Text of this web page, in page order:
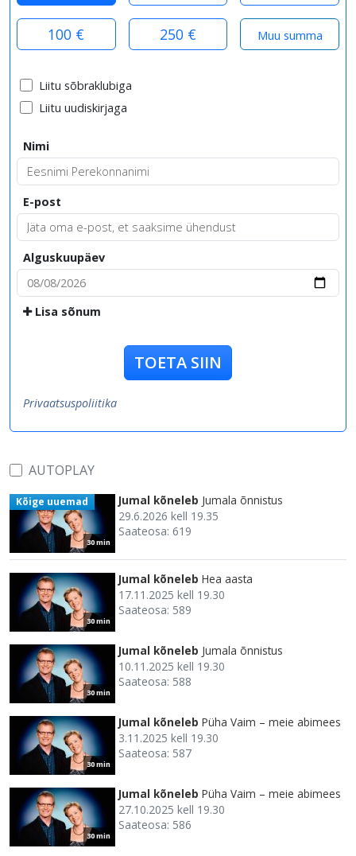
100 € 250 €
Liitu sõbraklubiga
Liitu uudiskirjaga
Nimi
E-post
Alguskuupäev
Lisa sõnum
TOETA SIIN
Privaatsuspoliitika
AUTOPLAY
30 min
Kõige uuemad Jumal kõneleb Jumala õnnistus
29.6.2026 kell 19.35
Saateosa: 619
30 min
Jumal kõneleb Hea aasta
17.11.2025 kell 19.30
Saateosa: 589
30 min
Jumal kõneleb Jumala õnnistus
10.11.2025 kell 19.30
Saateosa: 588
30 min
Jumal kõneleb Püha Vaim – meie abimees
3.11.2025 kell 19.30
Saateosa: 587
30 min
Jumal kõneleb Püha Vaim – meie abimees
27.10.2025 kell 19.30
Saateosa: 586